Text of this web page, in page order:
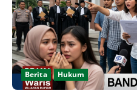
Berita Hukum